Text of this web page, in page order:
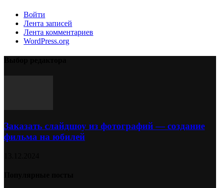
Войти
Лента записей
Лента комментариев
WordPress.org
Заказать слайдшоу из фотографий — создание
фильма на юбилей